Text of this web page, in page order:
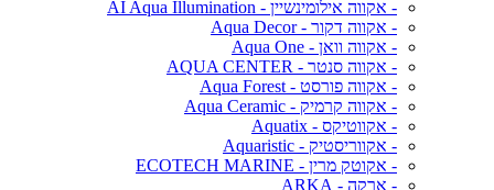
- אקווה אילומינשיין - AI Aqua Illumination
- אקווה דקור - Aqua Decor
- אקווה וואן - Aqua One
- אקווה סנטר - AQUA CENTER
- אקווה פורסט - Aqua Forest
- אקווה קרמיק - Aqua Ceramic
- אקווטיקס - Aquatix
- אקווריסטיק - Aquaristic
- אקוטק מרין - ECOTECH MARINE
- ארקה - ARKA